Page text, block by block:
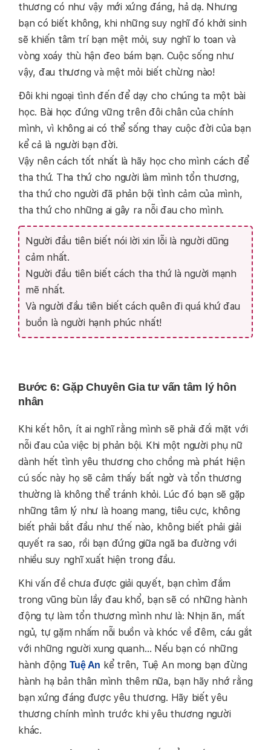
thương có như vậy mới xứng đáng, hả dạ. Nhưng
bạn có biết không, khi những suy nghĩ đó khởi sinh
sẽ khiến tâm trí bạn mệt mỏi, suy nghĩ lo toan và
vòng xoáy thù hận đeo bám bạn. Cuộc sống như
vậy, đau thương và mệt mỏi biết chừng nào!
Đôi khi ngoại tình đến để dạy cho chúng ta một bài
học. Bài học đứng vững trên đôi chân của chính
mình, vì không ai có thể sống thay cuộc đời của bạn
kể cả là người bạn đời.
Vậy nên cách tốt nhất là hãy học cho mình cách để
tha thứ. Tha thứ cho người làm mình tổn thương,
tha thứ cho người đã phản bội tình cảm của mình,
tha thứ cho những ai gây ra nỗi đau cho mình.
Người đầu tiên biết nói lời xin lỗi là người dũng
cảm nhất.
Người đầu tiên biết cách tha thứ là người mạnh
mẽ nhất.
Và người đầu tiên biết cách quên đi quá khứ đau
buồn là người hạnh phúc nhất!
Bước 6: Gặp Chuyên Gia tư vấn tâm lý hôn
nhân
Khi kết hôn, ít ai nghĩ rằng mình sẽ phải đối mặt với
nỗi đau của việc bị phản bội. Khi một người phụ nữ
dành hết tình yêu thương cho chồng mà phát hiện
cú sốc này họ sẽ cảm thấy bất ngờ và tổn thương
thường là không thể tránh khỏi. Lúc đó bạn sẽ gặp
những tâm lý như là hoang mang, tiêu cực, không
biết phải bắt đầu như thế nào, không biết phải giải
quyết ra sao, rồi bạn đứng giữa ngã ba đường với
nhiều suy nghĩ xuất hiện trong đầu.
Khi vấn đề chưa được giải quyết, bạn chìm đắm
trong vũng bùn lầy đau khổ, bạn sẽ có những hành
động tự làm tổn thương mình như là: Nhịn ăn, mất
ngủ, tự gặm nhấm nỗi buồn và khóc về đêm, cáu gắt
với những người xung quanh… Nếu bạn có những
hành động Tuệ An kể trên, Tuệ An mong bạn đừng
hành hạ bản thân mình thêm nữa, bạn hãy nhớ rằng
bạn xứng đáng được yêu thương. Hãy biết yêu
thương chính mình trước khi yêu thương người
khác.